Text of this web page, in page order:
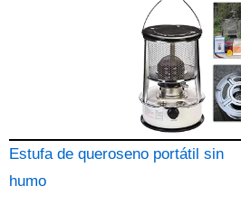
Estufa de queroseno portátil sin
humo